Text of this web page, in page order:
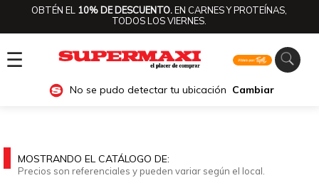
OBTÉN EL 10% DE DESCUENTO.EN CARNES Y PROTEÍNAS,
TODOS LOS VIERNES.
☰
No se pudo detectar tu ubicación Cambiar
MOSTRANDO EL CATÁLOGO DE:
Precios son referenciales y pueden variar según el local.